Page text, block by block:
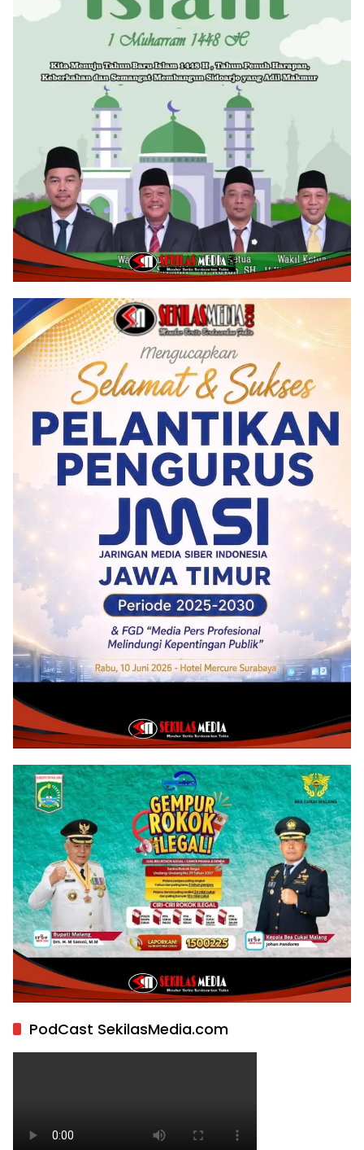
PodCast SekilasMedia.com